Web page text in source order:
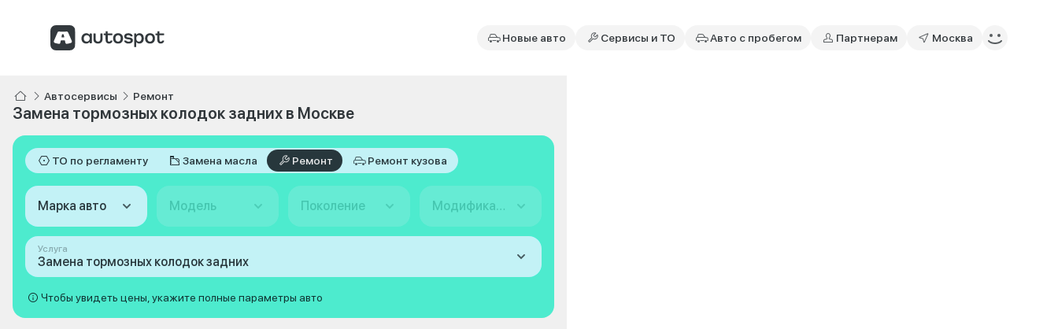
Новые авто Сервисы и ТО Авто с пробегом Партнерам Москва
Автосервисы Ремонт
Замена тормозных колодок задних в Москве
ТО по регламенту Замена масла Ремонт Ремонт кузова
Марка авто Модель Поколение Модификация
Услуга
Замена тормозных колодок задних
Чтобы увидеть цены, укажите полные параметры авто